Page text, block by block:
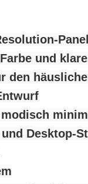
und
den
Desktop-